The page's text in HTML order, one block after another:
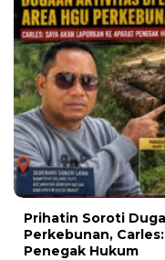
Prihatin Soroti
Perkebunan,
Penegak Hukum